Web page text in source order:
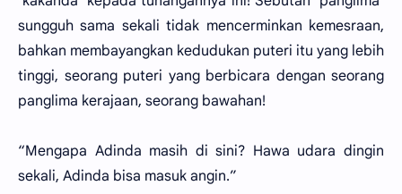
sungguh sama sekali tidak mencerminkan kemesraan,
bahkan membayangkan kedudukan puteri itu yang lebih
tinggi, seorang puteri yang berbicara dengan seorang
panglima kerajaan, seorang bawahan!
“Mengapa Adinda masih di sini? Hawa udara dingin
sekali, Adinda bisa masuk angin.”